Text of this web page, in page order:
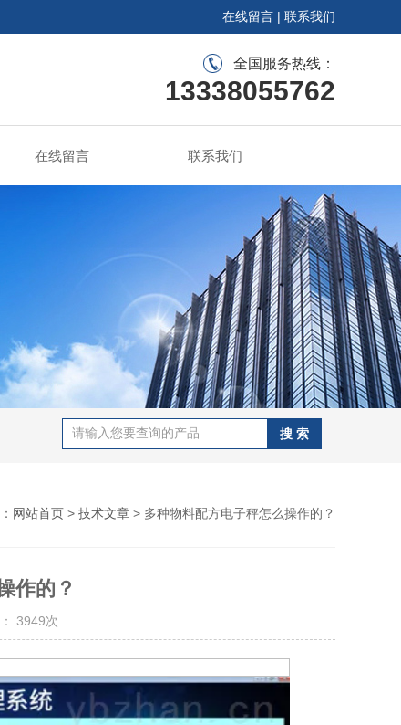
在线留言 | 联系我们
全国服务热线：
13338055762
在线留言 联系我们
网站首页 > 技术文章 > 多种物料配方电子秤怎么操作的？
作的？
3949次